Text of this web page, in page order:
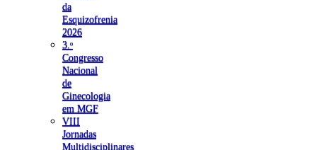
da
Esquizofrenia
2026
3.ᵒ
Congresso
Nacional
de
Ginecologia
em MGF
VIII
Jornadas
Multidisciplinares